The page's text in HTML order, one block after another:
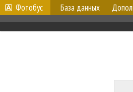
Фотобус База данных